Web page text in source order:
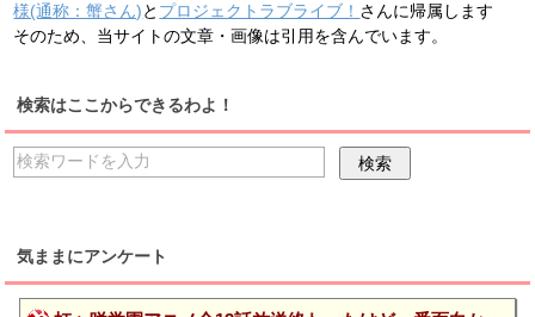
様(通称：蟹さん)と プロジェクトラブライブ！ さんに帰属します
そのため、当サイトの文章・画像は引用を含んでいます。
検索はここからできるわよ！
気ままにアンケート